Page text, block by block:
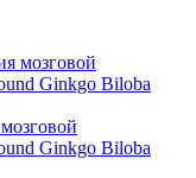
Ginkgo Biloba